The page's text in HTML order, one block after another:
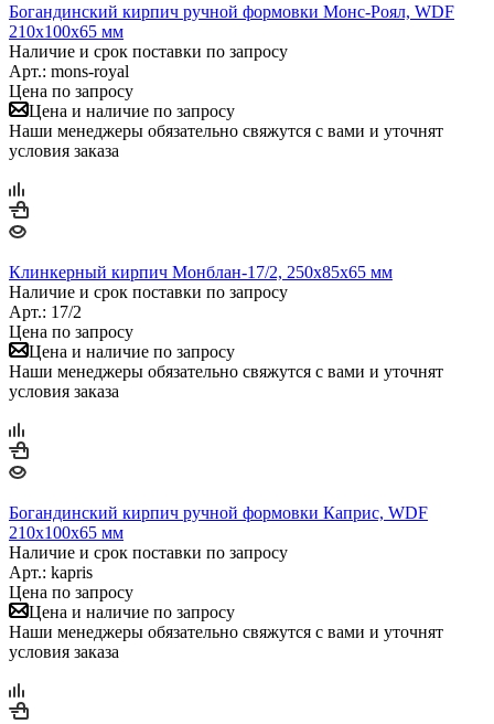
Богандинский кирпич ручной формовки Монс-Роял, WDF
210x100x65 мм
Наличие и срок поставки по запросу
Арт.: mons-royal
Цена по запросу
Цена и наличие по запросу
Наши менеджеры обязательно свяжутся с вами и уточнят
условия заказа
Клинкерный кирпич Монблан-17/2, 250х85х65 мм
Наличие и срок поставки по запросу
Арт.: 17/2
Цена по запросу
Цена и наличие по запросу
Наши менеджеры обязательно свяжутся с вами и уточнят
условия заказа
Богандинский кирпич ручной формовки Каприс, WDF
210x100x65 мм
Наличие и срок поставки по запросу
Арт.: kapris
Цена по запросу
Цена и наличие по запросу
Наши менеджеры обязательно свяжутся с вами и уточнят
условия заказа